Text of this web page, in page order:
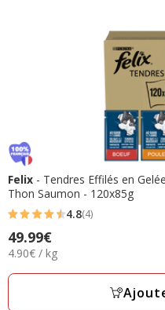
Felix - Tendres Effilés en
Thon Saumon - 120x85g
4.8
étoiles
avec
4
4.8(4)
Prix
49.99€
49.99€
4.90€
Kg
4.90€ / kg